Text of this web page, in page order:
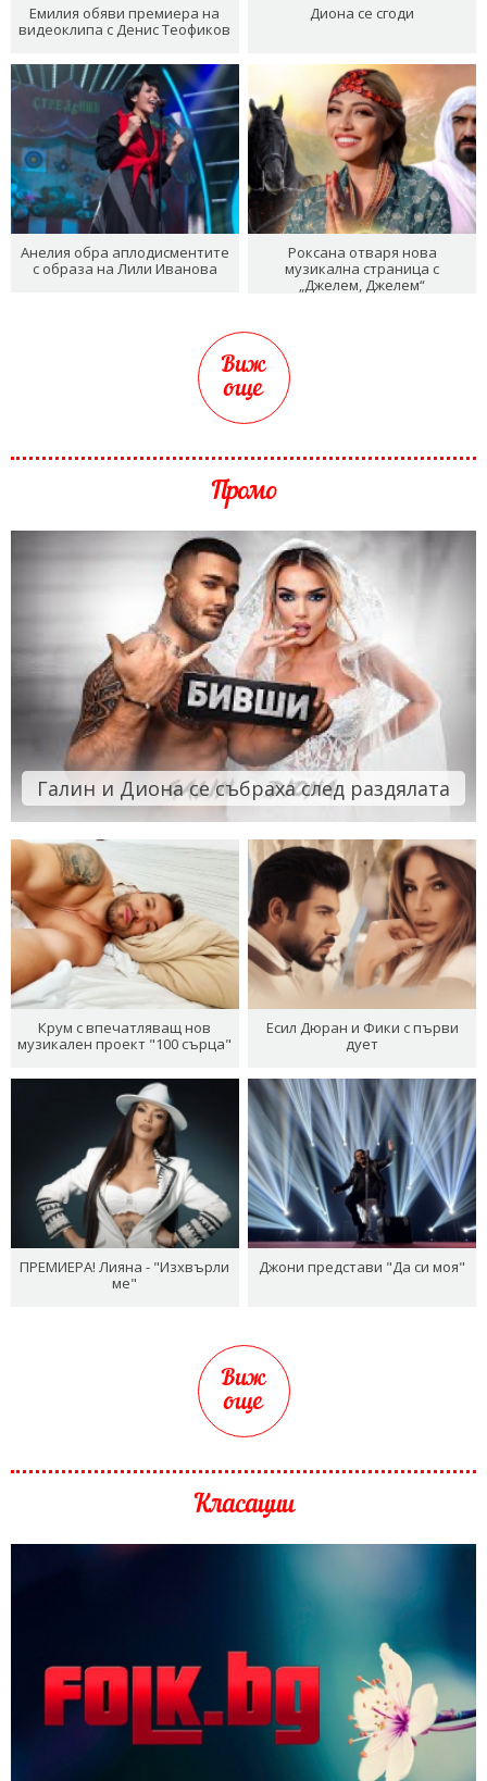
Емилия обяви премиера на
видеоклипа с Денис Теофиков
Диона се сгоди
Анелия обра аплодисментите
с образа на Лили Иванова
Роксана отваря нова
музикална страница с
„Джелем, Джелем“
Виж
още
Промо
Галин и Диона се събраха след раздялата
Крум с впечатляващ нов
музикален проект "100 сърца"
Есил Дюран и Фики с първи
дует
ПРЕМИЕРА! Лияна - "Изхвърли
ме"
Джони представи "Да си моя"
Виж
още
Класации